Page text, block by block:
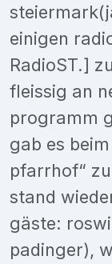
einigen
RadioST.]
fleissig an
programm
gab es
pfarrhof“
stand
gäste:
padinger),